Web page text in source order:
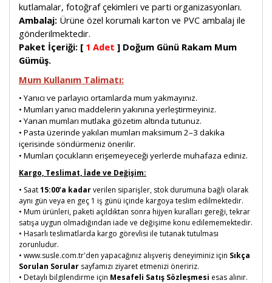
kutlamalar, fotoğraf çekimleri ve parti organizasyonları.
Ambalaj: Ürüne özel korumalı karton ve PVC ambalaj ile
gönderilmektedir.
Paket İçeriği: [ 1 Adet ] Doğum Günü Rakam Mum
Gümüş.
Mum Kullanım Talimatı:
• Yanıcı ve parlayıcı ortamlarda mum yakmayınız.
• Mumları yanıcı maddelerin yakınına yerleştirmeyiniz.
• Yanan mumları mutlaka gözetim altında tutunuz.
• Pasta üzerinde yakılan mumları maksimum 2–3 dakika
içerisinde söndürmeniz önerilir.
• Mumları çocukların erişemeyeceği yerlerde muhafaza ediniz.
Kargo, Teslimat, İade ve Değişim:
• Saat15:00’a kadarverilen siparişler, stok durumuna bağlı olarak
aynı gün veya en geç 1 iş günü içinde kargoya teslim edilmektedir.
• Mum ürünleri, paketi açıldıktan sonra hijyen kuralları gereği, tekrar
satışa uygun olmadığından iade ve değişime konu edilememektedir.
• Hasarlı teslimatlarda kargo görevlisi ile tutanak tutulması
zorunludur.
• www.susle.com.tr'den yapacağınız alışveriş deneyiminiz için Sıkça
Sorulan Sorular sayfamızı ziyaret etmenizi öneririz.
• Detaylı bilgilendirme için Mesafeli Satış Sözleşmesi esas alınır.